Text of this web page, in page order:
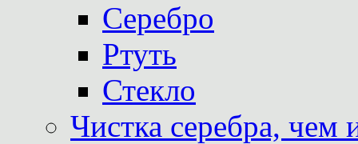
Серебро
Ртуть
Стекло
Чистка серебра, чем